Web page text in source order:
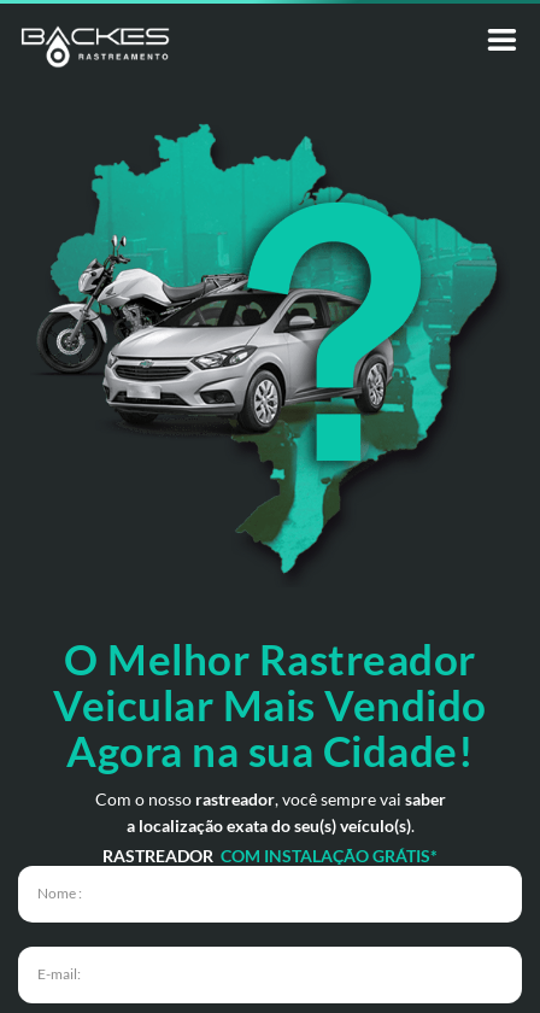
O Melhor Rastreador
Veicular Mais Vendido
Agora na sua Cidade!
Com o nosso rastreador, você sempre vai saber
a localização exata do seu(s) veículo(s).
RASTREADOR COM INSTALAÇÃO GRÁTIS*